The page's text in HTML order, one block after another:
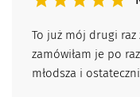
To już mój drugi raz
zamówiłam je po
młodsza i